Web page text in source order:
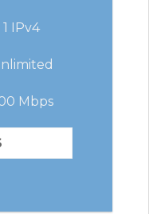
1 IPv4
Mbps